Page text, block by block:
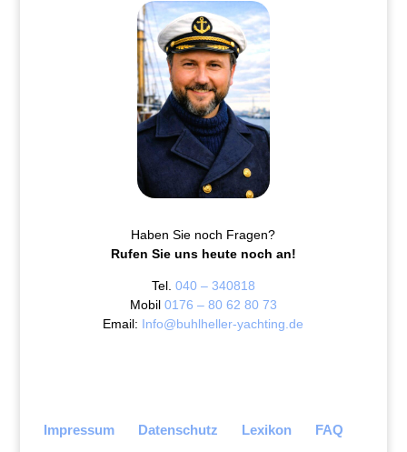
Haben Sie noch Fragen?
Rufen Sie uns heute noch an!
Tel. 040 – 340818
Mobil 0176 – 80 62 80 73
Email: Info@buhlheller-yachting.de
Impressum Datenschutz Lexikon FAQ